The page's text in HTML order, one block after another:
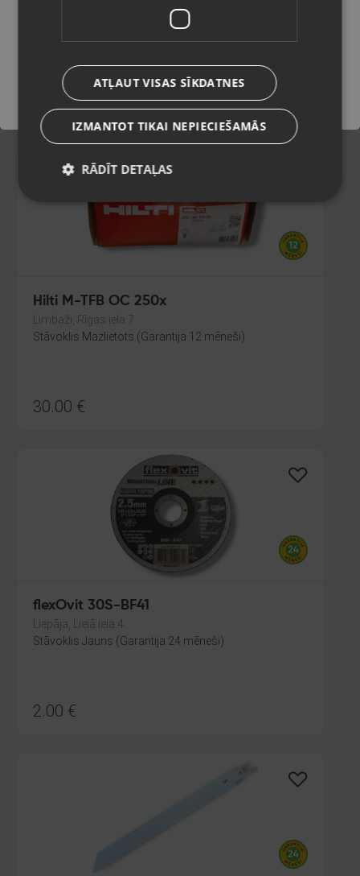
Stāvoklis Mazlietots (Garantija 12 mēneši)
45.00€
Hilti M-TFB OC 250x
Limbaži, Rīgas iela 7
Stāvoklis Mazlietots (Garantija 12 mēneši)
30.00 €
flexOvit 30S-BF41
Liepāja, Lielā iela 4
Stāvoklis Jauns (Garantija 24 mēneši)
2.00 €
Saglabāt
ATĻAUT VISAS SĪKDATNES
IZMANTOT TIKAI NEPIECIEŠAMĀS
RĀDĪT DETAĻAS